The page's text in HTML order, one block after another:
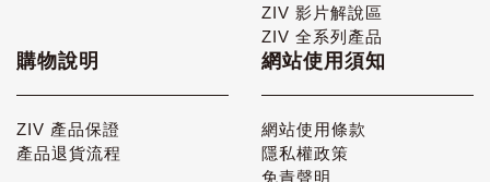
ZIV 影片解說區
ZIV 全系列產品
購物說明
ZIV 產品保證
產品退貨流程
網站使用須知
網站使用條款
隱私權政策
免責聲明